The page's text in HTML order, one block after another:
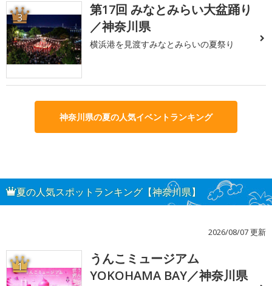
3
第17回 みなとみらい大盆踊り
／神奈川県
横浜港を見渡すみなとみらいの夏祭り
神奈川県の夏の人気イベントランキング
夏の人気スポットランキング【神奈川県】
2026/08/07 更新
1
うんこミュージアム
YOKOHAMA BAY／神奈川県